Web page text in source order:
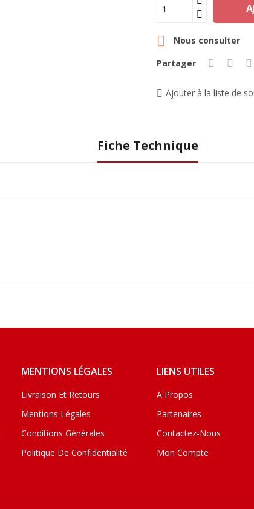
 Nous consulter
Partager
Ajouter à la liste de
Fiche Technique
MENTIONS LÉGALES
Livraison Et Retours
Mentions Légales
Conditions Générales
Politique De Confidentialité
LIENS UTILES
A Propos
Partenaires
Contactez-Nous
Mon Compte